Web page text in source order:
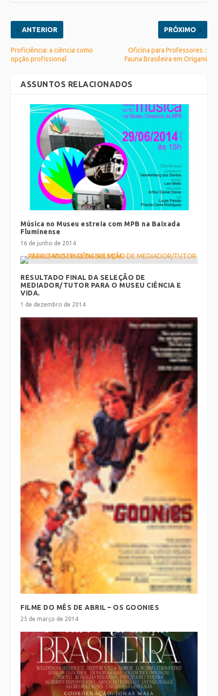
ANTERIOR
Proficiência: a ciência como
opção profissional
PRÓXIMO
Oficina para Professores ::
Fauna Brasileira em Origami
ASSUNTOS RELACIONADOS
Música no Museu estreia com MPB na Baixada
Fluminense
16 de junho de 2014
RESULTADO FINAL DA SELEÇÃO DE
MEDIADOR/TUTOR PARA O MUSEU CIÊNCIA E
VIDA.
1 de dezembro de 2014
FILME DO MÊS DE ABRIL – OS GOONIES
25 de março de 2014